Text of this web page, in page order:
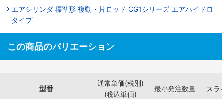
エアシリンダ 標準形 複動・片ロッド CG1シリーズ エアハイドロ
タイプ
この商品のバリエーション
型番
通常単価(税別)
(税込単価)
最小発注数量 ス